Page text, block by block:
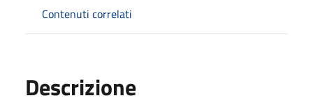
Contenuti correlati
Descrizione